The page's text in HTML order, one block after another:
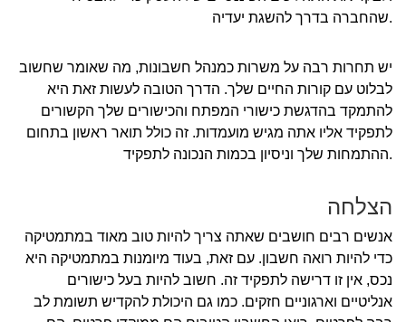
שהחברה בדרך להשגת יעדיה.
יש תחרות רבה על משרות כמנהל חשבונות, מה שאומר שחשוב
לבלוט עם קורות החיים שלך. הדרך הטובה לעשות זאת היא
להתמקד בהדגשת כישורי המפתח והכישורים שלך הקשורים
לתפקיד אליו אתה מגיש מועמדות. זה כולל תואר ראשון בתחום
ההתמחות שלך וניסיון בכמות הנכונה לתפקיד.
הצלחה
אנשים רבים חושבים שאתה צריך להיות טוב מאוד במתמטיקה
כדי להיות רואה חשבון. עם זאת, בעוד מיומנות במתמטיקה היא
נכס, אין זו דרישה לתפקיד זה. חשוב להיות בעל כישורים
אנליטיים וארגוניים חזקים. כמו גם היכולת להקדיש תשומת לב